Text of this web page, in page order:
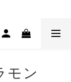
モン